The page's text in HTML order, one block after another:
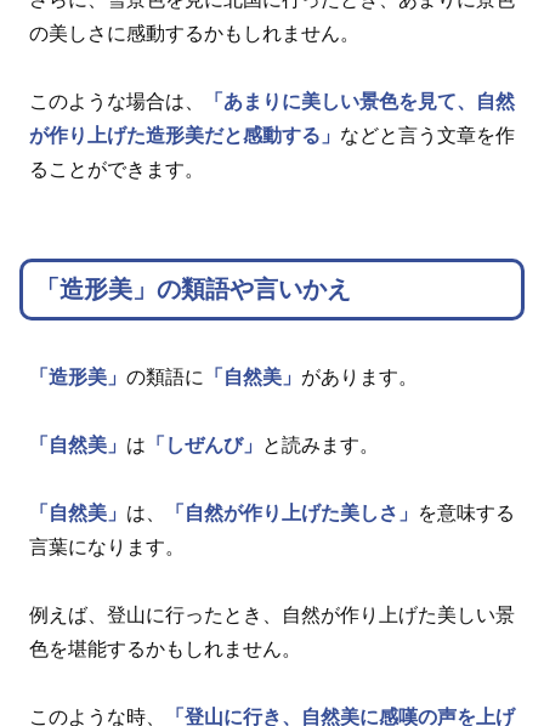
の美しさに感動するかもしれません。
このような場合は、
「あまりに美しい景色を見て、自然
が作り上げた造形美だと感動する」 などと言う文章を作
ることができます。
「造形美」の類語や言いかえ
「造形美」 の類語に 「自然美」 があります。
「自然美」 は 「しぜんび」 と読みます。
「自然美」 は、 「自然が作り上げた美しさ」
を意味する
言葉になります。
例えば、登山に行ったとき、自然が作り上げた美しい景
色を堪能するかもしれません。
このような時、
「登山に行き、自然美に感嘆の声を上げ